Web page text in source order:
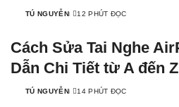
TÚ NGUYỄN 12 PHÚT ĐỌC
Cách Sửa Tai Nghe
Dẫn Chi Tiết từ A đến Z
TÚ NGUYỄN 14 PHÚT ĐỌC